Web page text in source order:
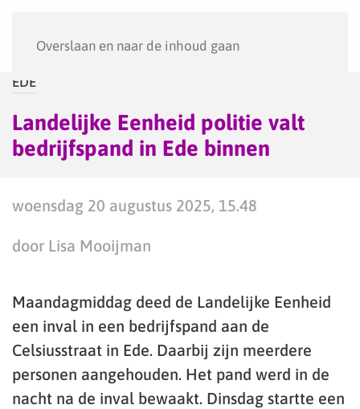
Overslaan en naar de inhoud gaan
EDE
Landelijke Eenheid politie valt
bedrijfspand in Ede binnen
woensdag 20 augustus 2025, 15.48
door Lisa Mooijman
Maandagmiddag deed de Landelijke Eenheid
een inval in een bedrijfspand aan de
Celsiusstraat in Ede. Daarbij zijn meerdere
personen aangehouden. Het pand werd in de
nacht na de inval bewaakt. Dinsdag startte een